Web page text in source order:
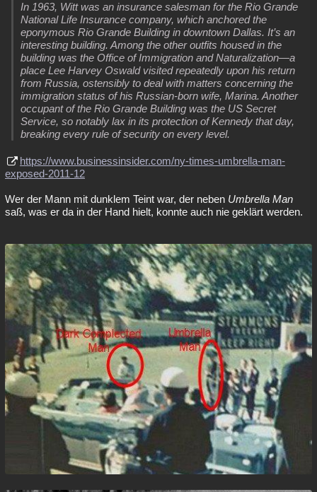
In 1963, Witt was an insurance salesman for the Rio Grande
National Life Insurance company, which anchored the
eponymous Rio Grande Building in downtown Dallas. It’s an
interesting building. Among the other outfits housed in the
building was the Office of Immigration and Naturalization—a
place Lee Harvey Oswald visited repeatedly upon his return
from Russia, ostensibly to deal with matters concerning the
immigration status of his Russian-born wife, Marina. Another
occupant of the Rio Grande Building was the US Secret
Service, so notably lax in its protection of Kennedy that day,
breaking every rule of security on every level.
https://www.businessinsider.com/ny-times-umbrella-man-
exposed-2011-12
Wer der Mann mit dunklem Teint war, der neben Umbrella Man
saß, was er da in der Hand hielt, konnte auch nie geklärt werden.